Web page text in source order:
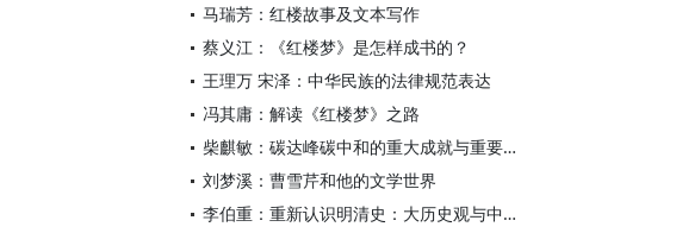
马瑞芳：红楼故事及文本写作
蔡义江：《红楼梦》是怎样成书的？
王理万 宋泽：中华民族的法律规范表达
冯其庸：解读《红楼梦》之路
柴麒敏：碳达峰碳中和的重大成就与重要任务
刘梦溪：曹雪芹和他的文学世界
李伯重：重新认识明清史：大历史观与中国史学创新